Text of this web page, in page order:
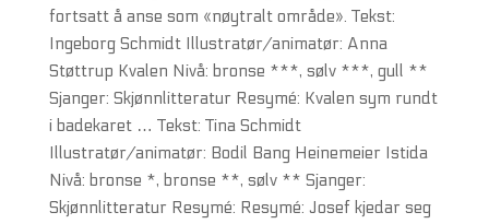
fortsatt å anse som «nøytralt område». Tekst:
Ingeborg Schmidt Illustratør/animatør: Anna
Støttrup Kvalen Nivå: bronse ***, sølv ***, gull **
Sjanger: Skjønnlitteratur Resymé: Kvalen sym rundt
i badekaret … Tekst: Tina Schmidt
Illustratør/animatør: Bodil Bang Heinemeier Istida
Nivå: bronse *, bronse **, sølv ** Sjanger:
Skjønnlitteratur Resymé: Resymé: Josef kjedar seg